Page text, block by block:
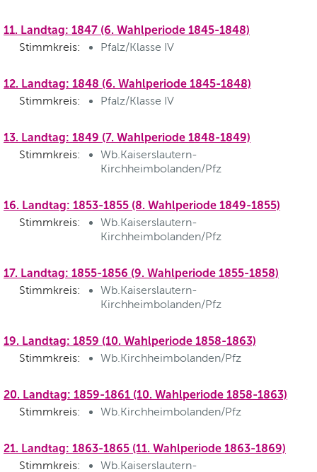
11. Landtag: 1847 (6. Wahlperiode 1845-1848)
Stimmkreis: Pfalz/Klasse IV
12. Landtag: 1848 (6. Wahlperiode 1845-1848)
Stimmkreis: Pfalz/Klasse IV
13. Landtag: 1849 (7. Wahlperiode 1848-1849)
Stimmkreis:
Wb.Kaiserslautern-
Kirchheimbolanden/Pfz
16. Landtag: 1853-1855 (8. Wahlperiode 1849-1855)
Stimmkreis:
Wb.Kaiserslautern-
Kirchheimbolanden/Pfz
17. Landtag: 1855-1856 (9. Wahlperiode 1855-1858)
Stimmkreis:
Wb.Kaiserslautern-
Kirchheimbolanden/Pfz
19. Landtag: 1859 (10. Wahlperiode 1858-1863)
Stimmkreis: Wb.Kirchheimbolanden/Pfz
20. Landtag: 1859-1861 (10. Wahlperiode 1858-1863)
Stimmkreis: Wb.Kirchheimbolanden/Pfz
21. Landtag: 1863-1865 (11. Wahlperiode 1863-1869)
Stimmkreis:
Wb.Kaiserslautern-